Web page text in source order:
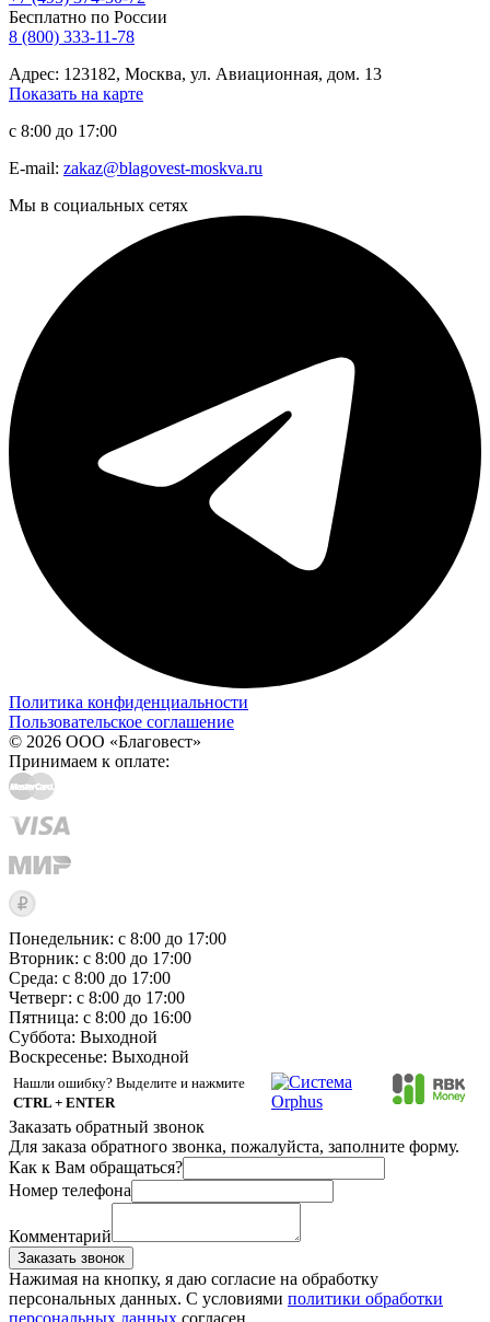
Бесплатно по России
8 (800) 333-11-78
Адрес: 123182, Москва, ул. Авиационная, дом. 13
Показать на карте
с 8:00 до 17:00
E-mail: zakaz@blagovest-moskva.ru
Мы в социальных сетях
Политика конфиденциальности
Пользовательское соглашение
© 2026 ООО «Благовест»
Принимаем к оплате:
Понедельник: с 8:00 до 17:00
Вторник: с 8:00 до 17:00
Среда: с 8:00 до 17:00
Четверг: с 8:00 до 17:00
Пятница: с 8:00 до 16:00
Суббота: Выходной
Воскресенье: Выходной
Нашли ошибку? Выделите и нажмите
CTRL + ENTER
Заказать обратный звонок
Для заказа обратного звонка, пожалуйста, заполните форму.
Как к Вам обращаться?
Номер телефона
Комментарий
Заказать звонок
Нажимая на кнопку, я даю согласие на обработку
персональных данных. С условиями политики обработки